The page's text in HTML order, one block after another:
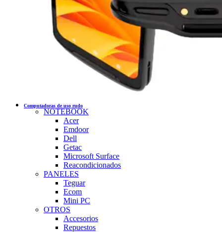
Computadoras de uso rudo
NOTEBOOK
Acer
Emdoor
Dell
Getac
Microsoft Surface
Reacondicionados
PANELES
Teguar
Ecom
Mini PC
OTROS
Accesorios
Repuestos